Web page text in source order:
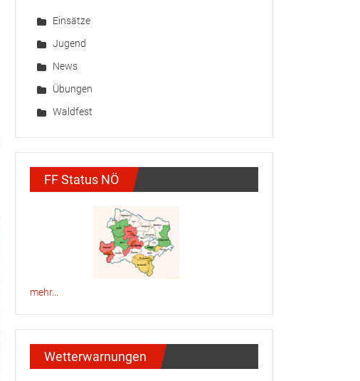
Einsätze
Jugend
News
Übungen
Waldfest
FF Status NÖ
mehr...
Wetterwarnungen